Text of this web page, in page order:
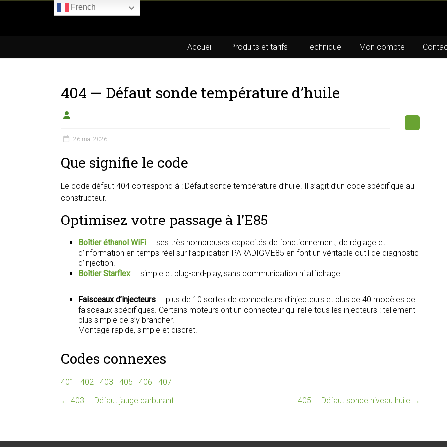
du
éthanol
Accueil Produits et tarifs Technique Mon compte
404 — Défaut sonde température d’huile
26 mai 2026
Que signifie le code
Le code défaut 404 correspond à : Défaut sonde température d’huile. Il s’agit d’un code spécifique au
constructeur.
Optimisez votre passage à l’E85
Boîtier éthanol WiFi — ses très nombreuses capacités de fonctionnement, de réglage et
d’information en temps réel sur l’application PARADIGME85 en font un véritable outil de diagnostic
d’injection.
Boîtier Starflex— simple et plug-and-play, sans communication ni affichage.
Faisceaux d’injecteurs — plus de 10 sortes de connecteurs d’injecteurs et plus de 40 modèles de
faisceaux spécifiques. Certains moteurs ont un connecteur qui relie tous les injecteurs : tellement
plus simple de s’y brancher.
Montage rapide, simple et discret.
Codes connexes
401 · 402 · 403 · 405 · 406 · 407
← 403 — Défaut jauge carburant 405 — Défaut sonde niveau huile →
French